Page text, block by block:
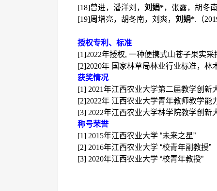
[18]曾进，潘洋刘， 刘娟*，张露，胡冬
[19]周增亮，胡冬南，刘爽， 刘娟*. （
授权专利、标准
[1]2022年授权, 一种便携式山苍子果实采
[2]2020年 国家林草局林业行业标准，林
获奖情况
[1] 2021年江西农业大学第二届教学创新
[2]2022年 江西农业大学青年教师教学能
[3] 2022年江西农业大学林学院教学创新
称号荣誉
[1] 2015年江西农业大学 “未来之星”
[2] 2016年江西农业大学 “校青年副教授”
[3] 2020年江西农业大学 “校青年教授”